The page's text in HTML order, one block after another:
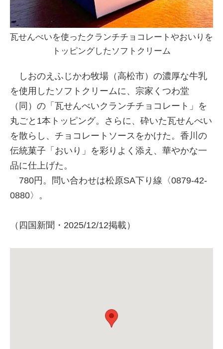
瓦せんべいを使ったクランチチョコレートやおいりを
トッピングしたソフトクリーム
しおのえふじかわ牧場（高松市）の濃厚な牛乳
を使用したソフトクリームに、宗家くつわ堂
（同）の「瓦せんべいクランチチョコレート」を
丸ごと1本トッピング。さらに、砕いた瓦せんべい
を散らし、チョコレートソースをかけた。香川の
伝統菓子「おいり」を彩りよく添え、華やかな一
品に仕上げた。
780円。問い合わせは松原SA下り線〈0879-42-
0880〉。
（四国新聞・2025/12/12掲載）